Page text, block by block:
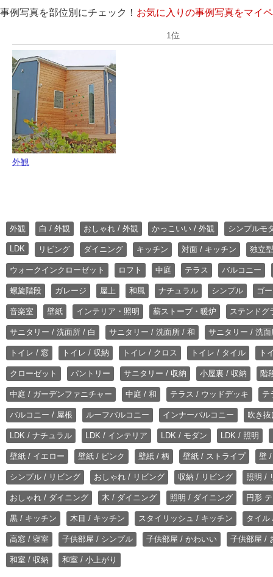
事例写真を部位別にチェック！ お気に入りの事例写真をマイ
外観
外観 白 / 外観 おしゃれ / 外観 かっこいい / 外観 シンプルモ
LDK リビング ダイニング キッチン 対面 / キッチン 独立
ウォークインクローゼット ロフト 中庭 テラス バルコニー
螺旋階段 ガレージ 屋上 和風 ナチュラル シンプル ゴ
音楽室 壁紙 インテリア・照明 薪ストーブ・暖炉 ステンドグ
サニタリー / 洗面所 / 白 サニタリー / 洗面所 / 和 サニタリー / 洗
トイレ / 窓 トイレ / 収納 トイレ / クロス トイレ / タイル ト
クローゼット パントリー サニタリー / 収納 小屋裏 / 収納 階
中庭 / ガーデンファニチャー 中庭 / 和 テラス / ウッドデッキ テ
バルコニー / 屋根 ルーフバルコニー インナーバルコニー 吹き
LDK / ナチュラル LDK / インテリア LDK / モダン LDK / 照明
壁紙 / イエロー 壁紙 / ピンク 壁紙 / 柄 壁紙 / ストライプ 壁
シンプル / リビング おしゃれ / リビング 収納 / リビング 照明 /
おしゃれ / ダイニング 木 / ダイニング 照明 / ダイニング 円形
黒 / キッチン 木目 / キッチン スタイリッシュ / キッチン タイル
高窓 / 寝室 子供部屋 / シンプル 子供部屋 / かわいい 子供部屋 /
和室 / 収納 和室 / 小上がり